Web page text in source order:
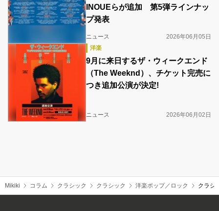
INOUEらが追加 第5弾ラインナッ
プ発表
ニュース
2026年06月05日
洋楽
9月に来日するザ・ウィークエンド
（The Weeknd）、チケット完売に
つき追加公演が決定!
ニュース 2026年06月02日
Mikiki コラム クラシック クラシック 洋楽ポップ／ロック クラシ